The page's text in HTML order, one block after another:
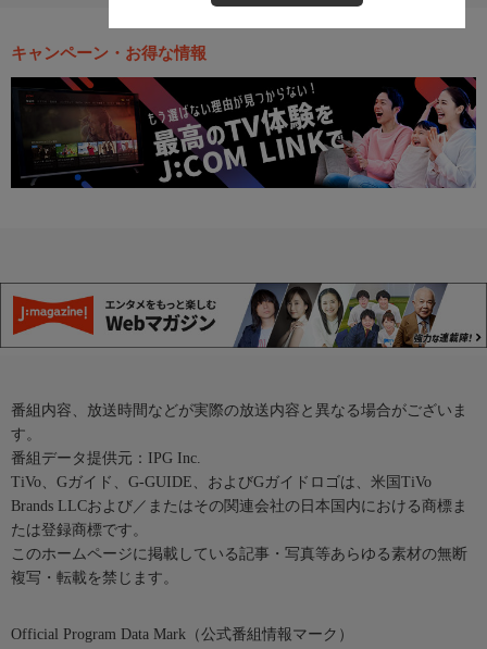
キャンペーン・お得な情報
番組内容、放送時間などが実際の放送内容と異なる場合がございま
す。
番組データ提供元：IPG Inc.
TiVo、Gガイド、G-GUIDE、およびGガイドロゴは、米国TiVo
Brands LLCおよび／またはその関連会社の日本国内における商標ま
たは登録商標です。
このホームページに掲載している記事・写真等あらゆる素材の無断
複写・転載を禁じます。
Official Program Data Mark（公式番組情報マーク）